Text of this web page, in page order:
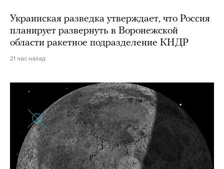
Украинская разведка утверждает, что Россия
планирует развернуть в Воронежской
области ракетное подразделение КНДР
21 час назад